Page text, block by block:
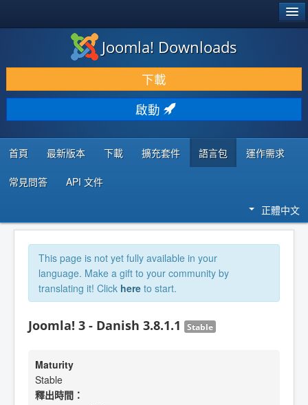
下載 & 擴充
發現 & 學習
社群 & 支援
程式者資源
Joomla! Downloads
下載
啟動
首頁 最新版本 下載 擴充套件 語言包 運作需求
常見問答 API 文件
正體中文
This page is not yet fully available in your
language. Make a gift to your community by
translating it! Click here to start.
Joomla! 3 - Danish 3.8.1.1 Stable
Maturity
Stable
釋出時間：